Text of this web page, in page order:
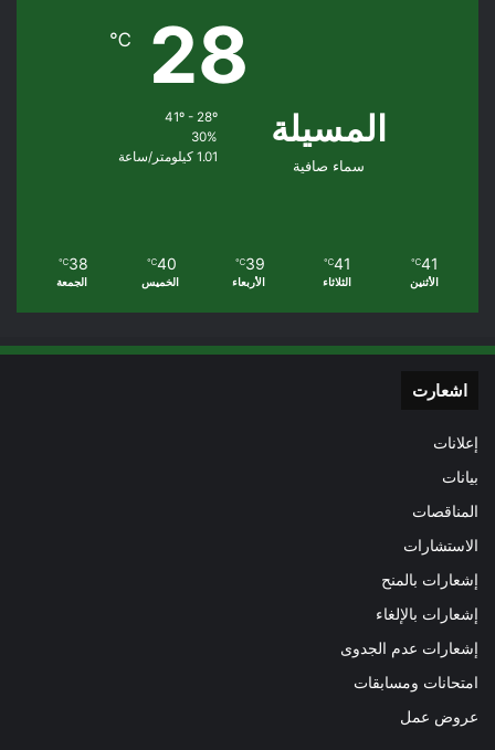
المسيلة
سماء صافية
28
℃
41º - 28º
30%
1.01 كيلومتر/ساعة
41
℃
الأثنين
41
℃
الثلاثاء
39
℃
الأربعاء
40
℃
الخميس
38
℃
الجمعة
اشعارت
إعلانات
بيانات
المناقصات
الاستشارات
إشعارات بالمنح
إشعارات بالإلغاء
إشعارات عدم الجدوى
امتحانات ومسابقات
عروض عمل